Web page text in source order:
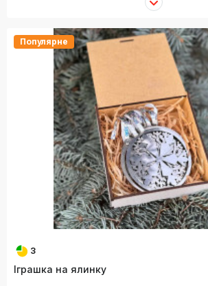
Популярне
3
Іграшка на ялинку